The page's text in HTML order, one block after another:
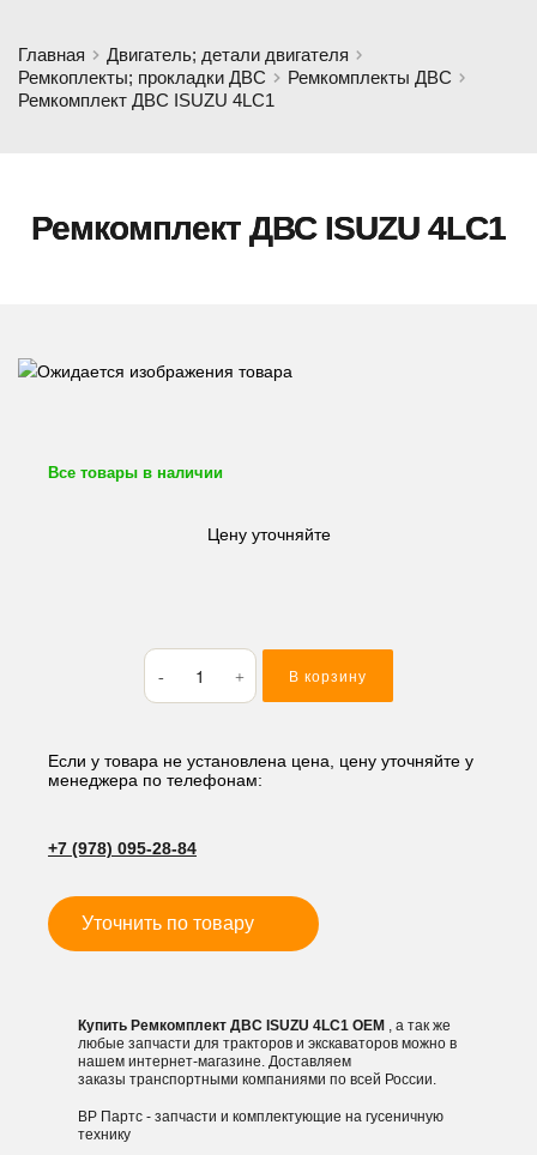
Главная
Двигатель; детали двигателя
Ремкоплекты; прокладки ДВС
Ремкомплекты ДВС
Ремкомплект ДВС ISUZU 4LC1
Ремкомплект ДВС ISUZU 4LC1
Все товары в наличии
Цену уточняйте
Количество
товара
Ремкомплект
ISUZU
4LC1
В корзину
Если у товара не установлена цена, цену уточняйте у
менеджера по телефонам:
+7 (978) 095-28-84
Уточнить по товару
Купить Ремкомплект ДВС ISUZU 4LC1 OEM , а так же
любые запчасти для тракторов и экскаваторов можно в
нашем интернет-магазине. Доставляем
заказы транспортными компаниями по всей России.
ВР Партс - запчасти и комплектующие на гусеничную
технику